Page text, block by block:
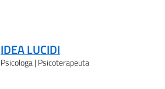
IDEA LUCIDI
Psicologa | Psicoterapeuta